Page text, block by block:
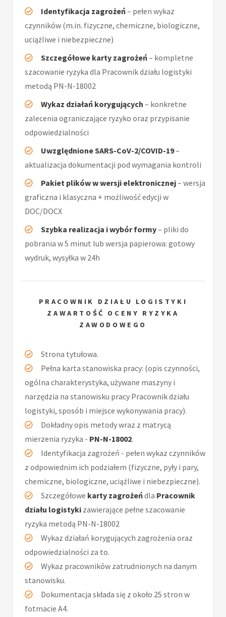
Identyfikacja zagrożeń– pełen wykaz
czynników (m.in. fizyczne, chemiczne, biologiczne,
uciążliwe i niebezpieczne)
Szczegółowe karty zagrożeń– kompletne
szacowanie ryzyka dla Pracownik działu logistyki
metodą PN-N-18002
Wykaz działań korygujących – konkretne
zalecenia ograniczające ryzyko oraz przypisanie
odpowiedzialności
Uwzględnione SARS-CoV-2/COVID-19–
aktualizacja dokumentacji pod wymagania kontroli
Pakiet plików w wersji elektronicznej– wersja
graficzna i klasyczna + możliwość edycji w
DOC/DOCX
Szybka realizacja i wybór formy– pliki do
pobrania w 5 minut lub wersja papierowa: gotowy
wydruk, wysyłka w 24h
PRACOWNIK DZIAŁU LOGISTYKI
ZAWARTOŚĆ OCENY RYZYKA
ZAWODOWEGO
Strona tytułowa.
Pełna karta stanowiska pracy: (opis czynności,
ogólna charakterystyka, używane maszyny i
narzędzia na stanowisku pracy Pracownik działu
logistyki, sposób i miejsce wykonywania pracy).
Dokładny opis metody wraz z matrycą
mierzenia ryzyka - PN-N-18002.
Identyfikacja zagrożeń - pełen wykaz czynników
z odpowiednim ich podziałem (fizyczne, pyły i pary,
chemiczne, biologiczne, uciążliwe i niebezpieczne).
Szczegółowe karty zagrożeńdla Pracownik
działu logistyki zawierające pełne szacowanie
ryzyka metodą PN-N-18002
Wykaz działań korygujących zagrożenia oraz
odpowiedzialności za to.
Wykaz pracowników zatrudnionych na danym
stanowisku.
Dokumentacja składa się z około 25 stron w
fotmacie A4.